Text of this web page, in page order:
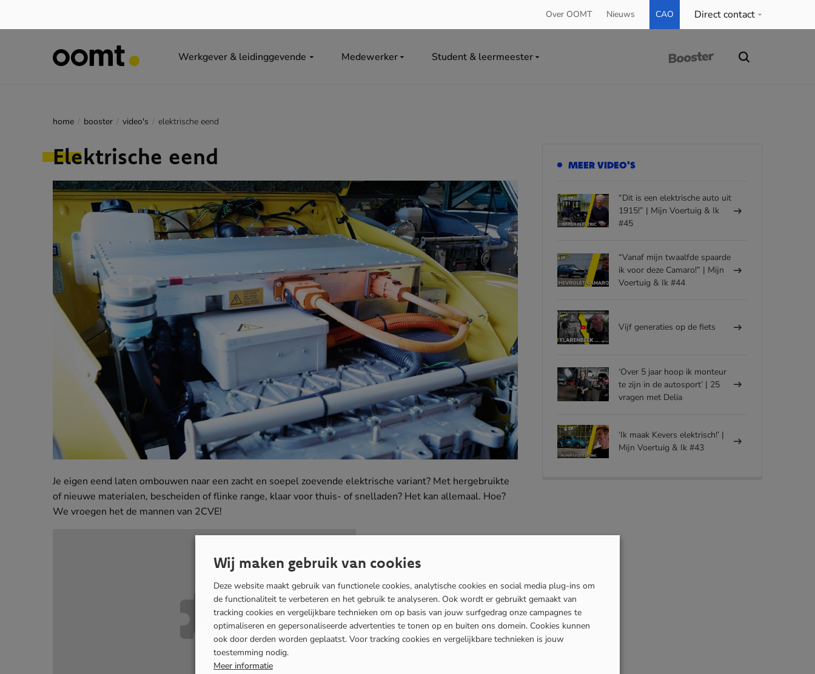
Over OOMT Nieuws CAO Direct contact
Werkgever & leidinggevende Medewerker Student & leermeester
home booster video's elektrische eend
Elektrische eend
Je eigen eend laten ombouwen naar een zacht en soepel zoevende elektrische variant? Met hergebruikte
of nieuwe materialen, bescheiden of flinke range, klaar voor thuis- of snelladen? Het kan allemaal. Hoe?
We vroegen het de mannen van 2CVE!
MEER VIDEO'S
“Dit is een elektrische auto uit
1915!” | Mijn Voertuig & Ik
#45
“Vanaf mijn twaalfde spaarde
ik voor deze Camaro!” | Mijn
Voertuig & Ik #44
Vijf generaties op de fiets
‘Over 5 jaar hoop ik monteur
te zijn in de autosport’ | 25
vragen met Delia
‘Ik maak Kevers elektrisch!’ |
Mijn Voertuig & Ik #43
Wij maken gebruik van cookies
Deze website maakt gebruik van functionele cookies, analytische cookies en social media plug-ins om
de functionaliteit te verbeteren en het gebruik te analyseren. Ook wordt er gebruikt gemaakt van
tracking cookies en vergelijkbare technieken om op basis van jouw surfgedrag onze campagnes te
optimaliseren en gepersonaliseerde advertenties te tonen op en buiten ons domein. Cookies kunnen
ook door derden worden geplaatst. Voor tracking cookies en vergelijkbare technieken is jouw
toestemming nodig.
Meer informatie